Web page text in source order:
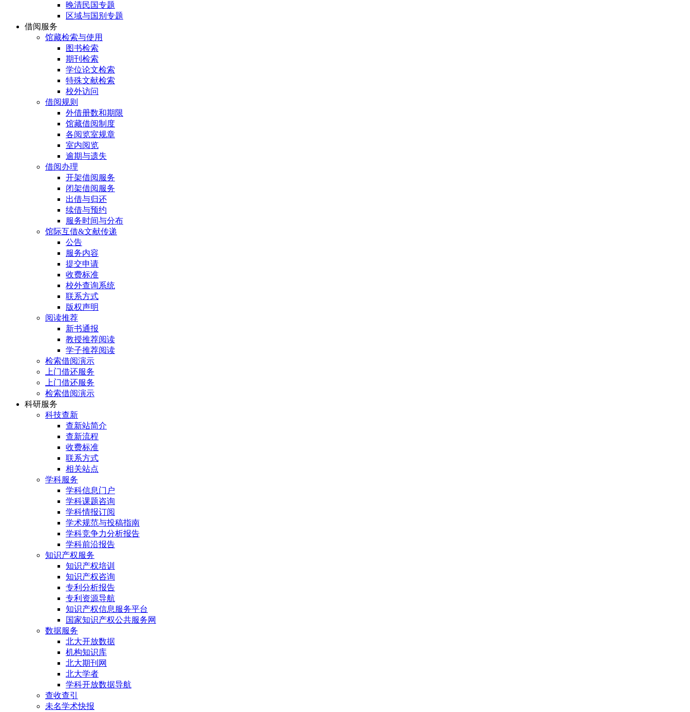
晚清民国专题
区域与国别专题
借阅服务
馆藏检索与使用
图书检索
期刊检索
学位论文检索
特殊文献检索
校外访问
借阅规则
外借册数和期限
馆藏借阅制度
各阅览室规章
室内阅览
逾期与遗失
借阅办理
开架借阅服务
闭架借阅服务
出借与归还
续借与预约
服务时间与分布
馆际互借&文献传递
公告
服务内容
提交申请
收费标准
校外查询系统
联系方式
版权声明
阅读推荐
新书通报
教授推荐阅读
学子推荐阅读
检索借阅演示
上门借还服务
上门借还服务
检索借阅演示
科研服务
科技查新
查新站简介
查新流程
收费标准
联系方式
相关站点
学科服务
学科信息门户
学科课题咨询
学科情报订阅
学术规范与投稿指南
学科竞争力分析报告
学科前沿报告
知识产权服务
知识产权培训
知识产权咨询
专利分析报告
专利资源导航
知识产权信息服务平台
国家知识产权公共服务网
数据服务
北大开放数据
机构知识库
北大期刊网
北大学者
学科开放数据导航
查收查引
未名学术快报